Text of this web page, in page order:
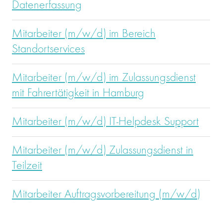
Datenerfassung
Mitarbeiter (m/w/d) im Bereich
Standortservices
Mitarbeiter (m/w/d) im Zulassungsdienst
mit Fahrertätigkeit in Hamburg
Mitarbeiter (m/w/d) IT-Helpdesk Support
Mitarbeiter (m/w/d) Zulassungsdienst in
Teilzeit
Mitarbeiter Auftragsvorbereitung (m/w/d)